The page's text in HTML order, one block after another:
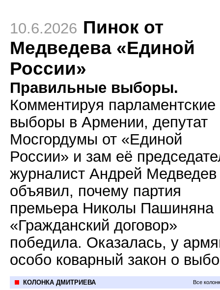
10.6.2026 Пинок от
Медведева «Единой
России»
Правильные выборы.
Комментируя парламентские
выборы в Армении, депутат
Мосгордумы от «Единой
России» и зам её
журналист Андрей Медведев
объявил, почему партия
премьера Николы Пашиняна
«Гражданский договор»
победила. Оказалась, у
особо коварный закон о
КОЛОНКА ДМИТРИЕВА Все